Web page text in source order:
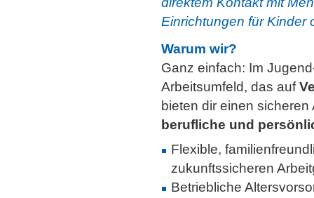
Einrichtungen für Kinder
Warum wir?
Ganz einfach: Im
Arbeitsumfeld, das auf
bieten dir einen
berufliche und
Flexible,
zukunftssicheren
Betriebliche